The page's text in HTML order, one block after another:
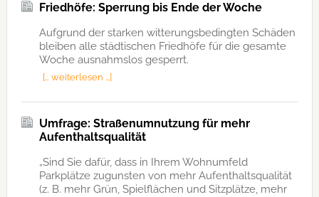
Friedhöfe: Sperrung bis Ende der Woche
Aufgrund der starken witterungsbedingten Schäden
bleiben alle städtischen Friedhöfe für die gesamte
Woche ausnahmslos gesperrt.
[… weiterlesen …]
Umfrage: Straßenumnutzung für mehr
Aufenthaltsqualität
„Sind Sie dafür, dass in Ihrem Wohnumfeld
Parkplätze zugunsten von mehr Aufenthaltsqualität
(z. B. mehr Grün, Spielflächen und Sitzplätze, mehr